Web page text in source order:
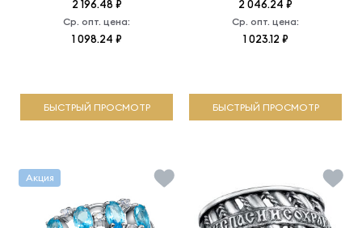
2 196.48 ₽
Ср. опт. цена:
1 098.24 ₽
БЫСТРЫЙ ПРОСМОТР
2 046.24 ₽
Ср. опт. цена:
1 023.12 ₽
БЫСТРЫЙ ПРОСМОТР
Акция